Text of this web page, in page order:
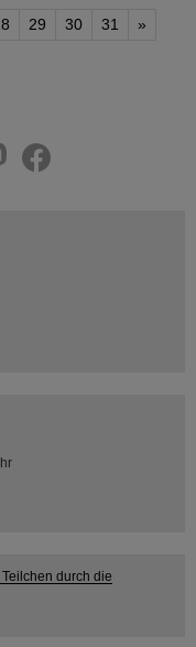
29 30 31 »
durch die